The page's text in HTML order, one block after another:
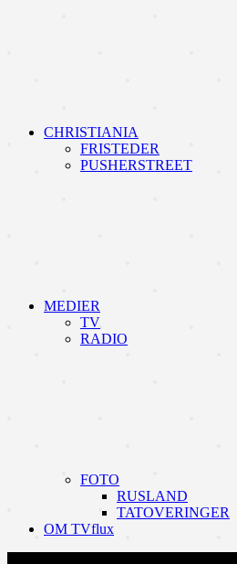
CHRISTIANIA
FRISTEDER
PUSHERSTREET
MEDIER
TV
RADIO
FOTO
RUSLAND
TATOVERINGER
OM TVflux